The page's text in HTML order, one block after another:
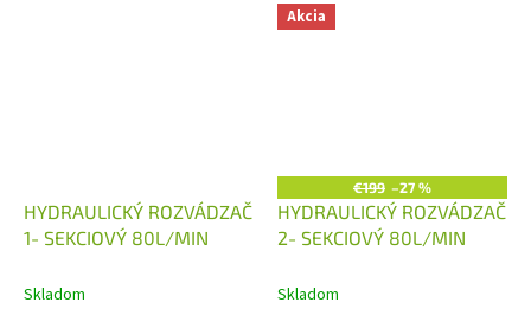
HYDRAULICKÝ ROZVÁDZAČ
1- SEKCIOVÝ 80L/MIN
Skladom
Akcia
€199 –27 %
HYDRAULICKÝ ROZVÁDZAČ
2- SEKCIOVÝ 80L/MIN
Skladom